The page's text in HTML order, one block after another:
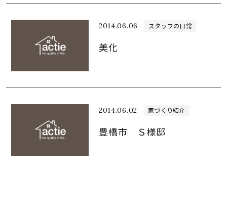
2014.06.06 スタッフの日常
美化
2014.06.02 家づくり紹介
豊橋市 Ｓ様邸